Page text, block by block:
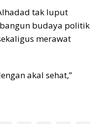
tak luput
budaya politik
merawat
akal sehat,”